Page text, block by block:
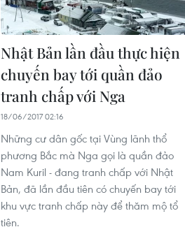
Nhật Bản lần đầu thực hiện
chuyến bay tới quần đảo
tranh chấp với Nga
18/06/2017 02:16
Những cư dân gốc tại Vùng lãnh thổ
phương Bắc mà Nga gọi là quần đảo
Nam Kuril - đang tranh chấp với Nhật
Bản, đã lần đầu tiên có chuyến bay tới
khu vực tranh chấp này để thăm mộ tổ
tiên.